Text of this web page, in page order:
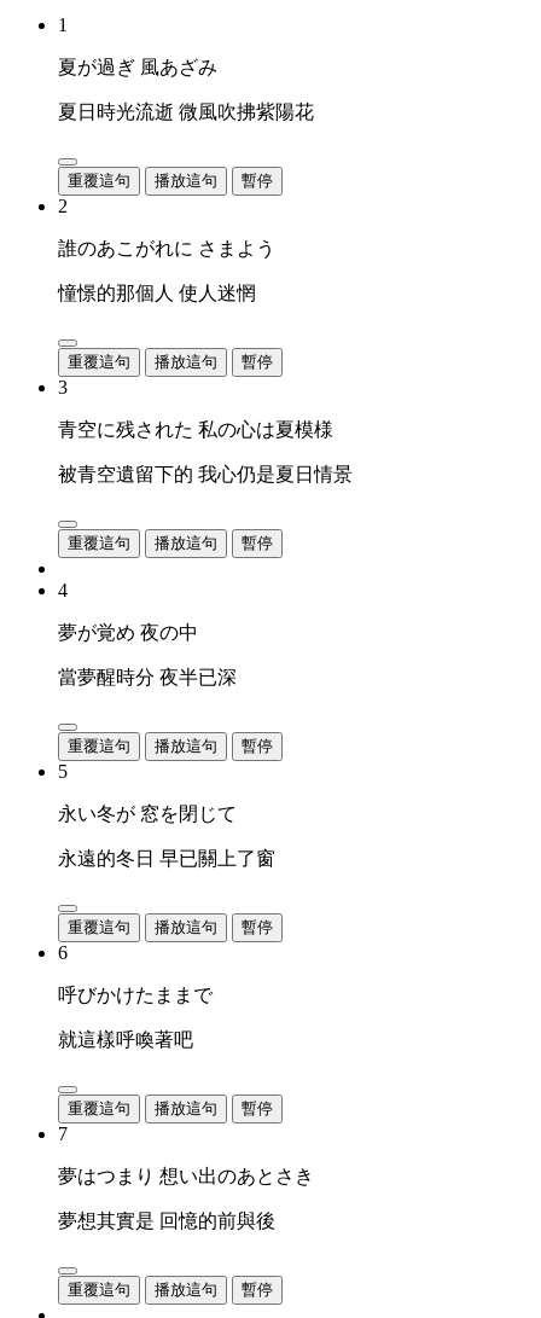
1
夏が過ぎ 風あざみ
夏日時光流逝 微風吹拂紫陽花
重覆這句 播放這句 暫停
2
誰のあこがれに さまよう
憧憬的那個人 使人迷惘
重覆這句 播放這句 暫停
3
青空に残された 私の心は夏模様
被青空遺留下的 我心仍是夏日情景
重覆這句 播放這句 暫停
4
夢が覚め 夜の中
當夢醒時分 夜半已深
重覆這句 播放這句 暫停
5
永い冬が 窓を閉じて
永遠的冬日 早已關上了窗
重覆這句 播放這句 暫停
6
呼びかけたままで
就這樣呼喚著吧
重覆這句 播放這句 暫停
7
夢はつまり 想い出のあとさき
夢想其實是 回憶的前與後
重覆這句 播放這句 暫停